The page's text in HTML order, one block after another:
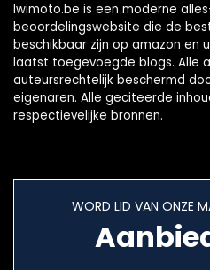
Iwimoto.be is een moderne
beoordelingswebsite die de
beschikbaar zijn op amazon en
laatst toegevoegde blogs. Alle
auteursrechtelijk beschermd
eigenaren. Alle geciteerde
respectievelijke bronnen.
WORD LID VAN ONZE